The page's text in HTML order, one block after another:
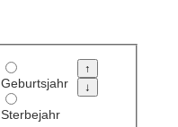
Geburtsjahr
Sterbejahr